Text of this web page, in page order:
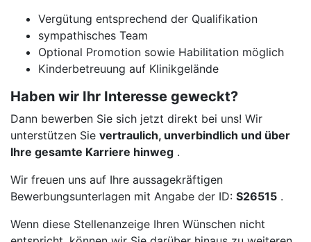
Vergütung entsprechend der Qualifikation
sympathisches Team
Optional Promotion sowie Habilitation möglich
Kinderbetreuung auf Klinikgelände
Haben wir Ihr Interesse geweckt?
Dann bewerben Sie sich jetzt direkt bei uns! Wir
unterstützen Sie vertraulich, unverbindlich und über
Ihre gesamte Karriere hinweg .
Wir freuen uns auf Ihre aussagekräftigen
Bewerbungsunterlagen mit Angabe der ID: S26515 .
Wenn diese Stellenanzeige Ihren Wünschen nicht